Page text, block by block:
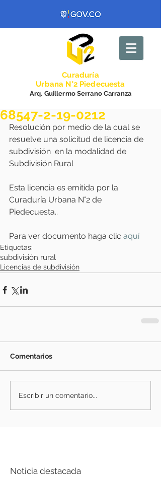
Curaduría
Urbana N°2 Piedecuesta
Arq. Guillermo Serrano Carranza
68547-2-19-0212
Resolución por medio de la cual se
resuelve una solicitud de licencia de
subdivisión  en la modalidad de
Subdivisión Rural
Esta licencia es emitida por la
Curaduría Urbana N°2 de
Piedecuesta..
Para ver documento haga clic aquí
Etiquetas:
subdivisión rural
Licencias de subdivisión
Comentarios
Escribir un comentario...
Noticia destacada